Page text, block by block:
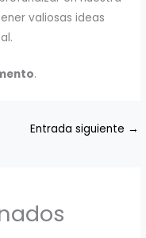
valiosas ideas
.
Entrada siguiente →